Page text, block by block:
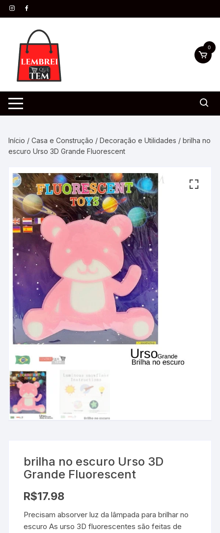
0
Início /Casa e Construção /Decoração e Utilidades / brilha no
escuro Urso 3D Grande Fluorescent
brilha no escuro Urso 3D
Grande Fluorescent
R$17.98
Precisam absorver luz da lâmpada para brilhar no
escuro As urso 3D fluorescentes são feitas de